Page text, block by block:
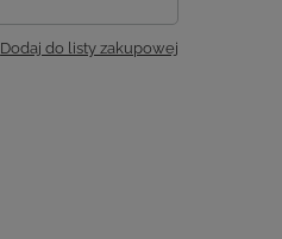
Dodaj do listy zakupowej